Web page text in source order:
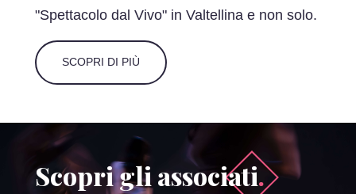
"Spettacolo dal Vivo" in Valtellina e non solo.
SCOPRI DI PIÙ
Scopri gli associati.